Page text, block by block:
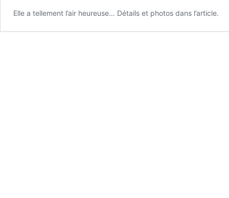
Elle a tellement l’air heureuse… Détails et photos dans l’article.